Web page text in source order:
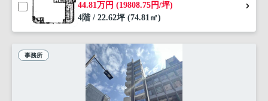
44.81万円 (19808.75円/坪)
4階 / 22.62坪 (74.81㎡)
事務所